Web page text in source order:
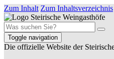
Zum Inhalt Zum Inhaltsverzeichnis
Toggle navigation
Die offizielle Website der